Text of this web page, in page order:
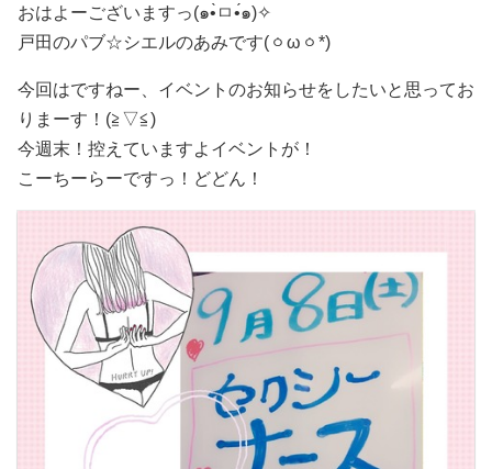
おはよーございますっ(๑•̀ㅁ•́๑)✧
戸田のパブ☆シエルのあみです(ㆁωㆁ*)
今回はですねー、イベントのお知らせをしたいと思ってお
りまーす！(≧▽≦)
今週末！控えていますよイベントが！
こーちーらーですっ！どどん！